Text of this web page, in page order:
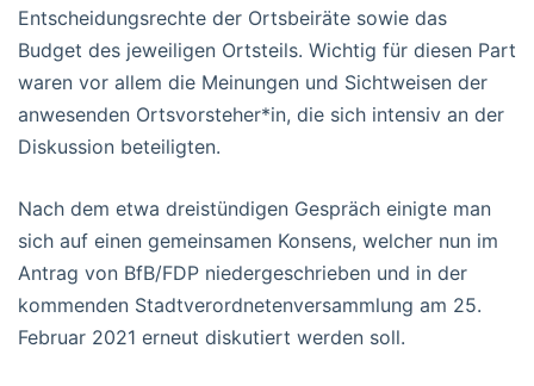
Entscheidungsrechte der Ortsbeiräte sowie das
Budget des jeweiligen Ortsteils. Wichtig für diesen Part
waren vor allem die Meinungen und Sichtweisen der
anwesenden Ortsvorsteher*in, die sich intensiv an der
Diskussion beteiligten.
Nach dem etwa dreistündigen Gespräch einigte man
sich auf einen gemeinsamen Konsens, welcher nun im
Antrag von BfB/FDP niedergeschrieben und in der
kommenden Stadtverordnetenversammlung am 25.
Februar 2021 erneut diskutiert werden soll.